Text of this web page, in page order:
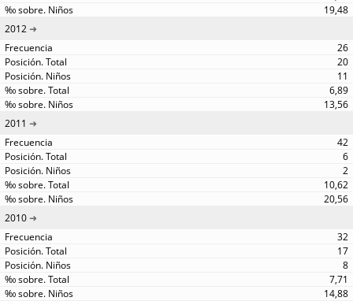
19,48
2012
26
20
11
6,89
13,56
2011
42
6
2
10,62
20,56
2010
32
17
8
7,71
14,88